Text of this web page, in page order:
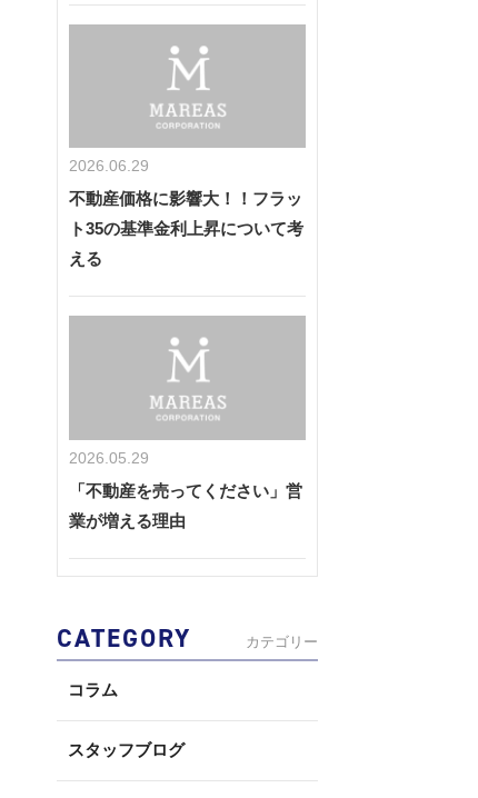
2026.06.29
不動産価格に影響大！！フラッ
ト35の基準金利上昇について考
える
2026.05.29
「不動産を売ってください」営
業が増える理由
CATEGORY カテゴリー
コラム
スタッフブログ